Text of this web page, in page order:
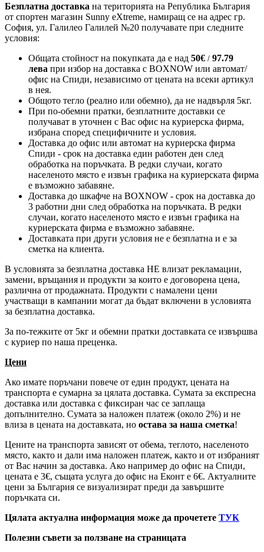
Безплатна доставка на територията на Република България
от спортен магазин Sunny eXtreme, намиращ се на адрес гр.
София, ул. Галилео Галилей №20 получавате при следните
условия:
Общата стойност на покупката да е над 50€ / 97.79
лева при избор на доставка с BOXNOW или автомат/
офис на Спиди, независимо от цената на всеки артикул
в нея.
Общото тегло (реално или обемно), да не надвърля 5кг.
При по-обемни пратки, безплатните доставки се
получават в уточнен с Вас офис на куриерска фирма,
избрана според специфичните и условия.
Доставка до офис или автомат на куриерска фирма
Спиди - срок на доставка един работен ден след
обработка на поръчката. В редки случаи, когато
населеното място е извън графика на куриерската фирма
е възможно забавяне.
Доставка до шкафче на BOXNOW - срок на доставка до
3 работни дни след обработка на поръчката. В редки
случаи, когато населеното място е извън графика на
куриерската фирма е възможно забавяне.
Доставката при други условия не е безплатна и е за
сметка на клиента.
В условията за безплатна доставка НЕ влизат рекламации,
замени, връщания и продукти за които е договорена цена,
различна от продажната. Продукти с намалени цени
участващи в кампании могат да бъдат включени в условията
за безплатна доставка.
За по-тежките от 5кг и обемни пратки доставката се извършва
с куриер по наша преценка.
Цени
Ако имате поръчани повече от един продукт, цената на
транспорта е сумарна за цялата доставка. Сумата за експресна
доставка или доставка с фиксиран час се заплаща
допълнително. Сумата за наложен платеж (около 2%) и не
влиза в цената на доставката, но остава за наша сметка!
Цените на транспорта зависят от обема, теглото, населеното
място, както и дали има наложен платеж, както и от избраният
от Вас начин за доставка. Ако например до офис на Спиди,
цената е 3€, същата услуга до офис на Еконт е 6€. Актуалните
цени за България се визуализират преди да завършите
поръчката си.
Цялата актуална информация може да прочетете ТУК
Полезни съвети за ползване на страницата